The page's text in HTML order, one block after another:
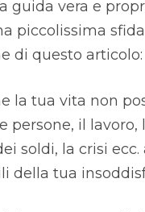
guida vera e
piccolissima
di questo articolo:
la tua vita non
persone, il lavoro,
soldi, la crisi ecc.
della tua